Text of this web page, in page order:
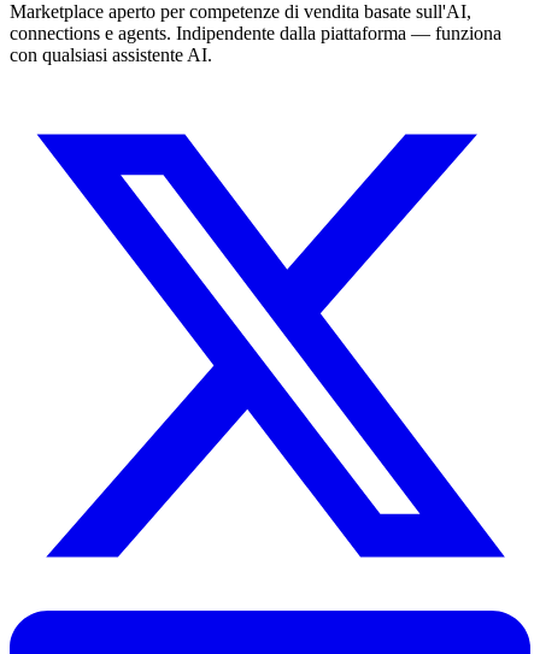
Marketplace aperto per competenze di vendita basate sull'AI,
connections e agents. Indipendente dalla piattaforma — funziona
con qualsiasi assistente AI.